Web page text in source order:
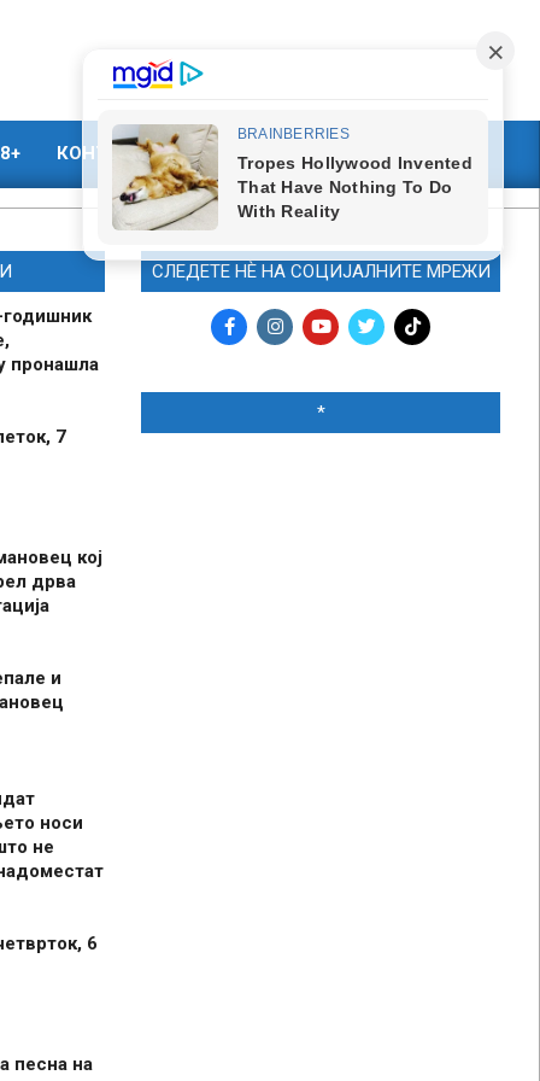
КОНТАКТ МАРКЕТИНГ
пронашла
7
кој
дрва
и
носи
не
6
песна на
СЛЕДЕТЕ НЀ НА СОЦИЈАЛНИТЕ МРЕЖИ
*